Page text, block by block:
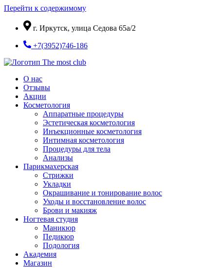
Перейти к содержимому
г. Иркутск, улица Седова 65а/2
+7(3952)746-186
О нас
Отзывы
Акции
Косметология
Аппаратные процедуры
Эстетическая косметология
Инъекционные косметология
Интимная косметология
Процедуры для тела
Анализы
Парикмахерская
Стрижки
Укладки
Окрашивание и тонирование волос
Уходы и восстановление волос
Брови и макияж
Ногтевая студия
Маникюр
Педикюр
Подология
Академия
Магазин